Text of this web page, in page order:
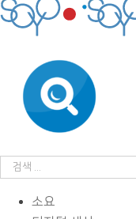
소요